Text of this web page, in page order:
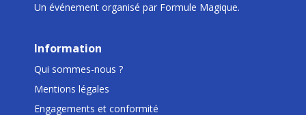
Un événement organisé par Formule Magique.
Information
Qui sommes-nous ?
Mentions légales
Engagements et conformité